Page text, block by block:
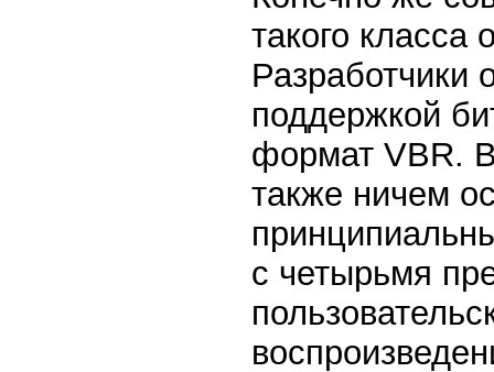
такого
Разработчики
поддержкой
формат VBR.
также ничем
с четырьмя